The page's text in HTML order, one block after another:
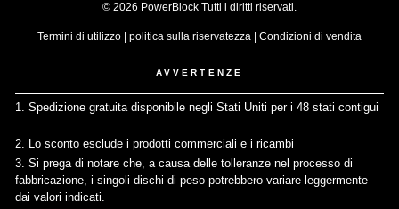
© 2026 PowerBlock Tutti i diritti riservati.
Termini di utilizzo politica sulla riservatezza Condizioni di vendita
AVVERTENZE
1. Spedizione gratuita disponibile negli Stati Uniti per i 48 stati contigui
2. Lo sconto esclude i prodotti commerciali e i ricambi
3. Si prega di notare che, a causa delle tolleranze nel processo di
fabbricazione, i singoli dischi di peso potrebbero variare leggermente
dai valori indicati.